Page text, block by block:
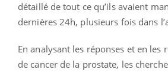
détaillé de tout ce qu’ils avaient
dernières 24h, plusieurs fois dans
En analysant les réponses et en les
de cancer de la prostate, les